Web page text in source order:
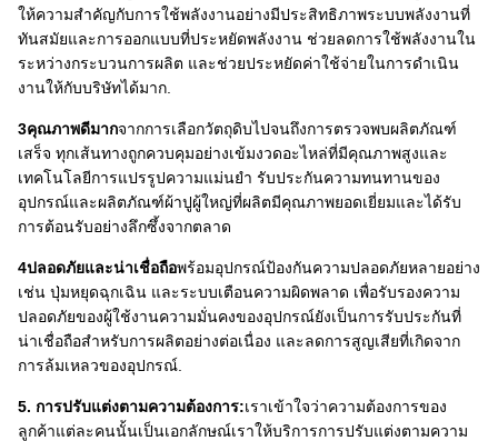
ให้ความสําคัญกับการใช้พลังงานอย่างมีประสิทธิภาพระบบพลังงานที่
ทันสมัยและการออกแบบที่ประหยัดพลังงาน ช่วยลดการใช้พลังงานใน
ระหว่างกระบวนการผลิต และช่วยประหยัดค่าใช้จ่ายในการดําเนิน
งานให้กับบริษัทได้มาก.
3คุณภาพดีมากจากการเลือกวัตถุดิบไปจนถึงการตรวจพบผลิตภัณฑ์
เสร็จ ทุกเส้นทางถูกควบคุมอย่างเข้มงวดอะไหล่ที่มีคุณภาพสูงและ
เทคโนโลยีการแปรรูปความแม่นยํา รับประกันความทนทานของ
อุปกรณ์และผลิตภัณฑ์ผ้าปูผู้ใหญ่ที่ผลิตมีคุณภาพยอดเยี่ยมและได้รับ
การต้อนรับอย่างลึกซึ้งจากตลาด
4ปลอดภัยและน่าเชื่อถือพร้อมอุปกรณ์ป้องกันความปลอดภัยหลายอย่าง
เช่น ปุ่มหยุดฉุกเฉิน และระบบเตือนความผิดพลาด เพื่อรับรองความ
ปลอดภัยของผู้ใช้งานความมั่นคงของอุปกรณ์ยังเป็นการรับประกันที่
น่าเชื่อถือสําหรับการผลิตอย่างต่อเนื่อง และลดการสูญเสียที่เกิดจาก
การล้มเหลวของอุปกรณ์.
5. การปรับแต่งตามความต้องการ:เราเข้าใจว่าความต้องการของ
ลูกค้าแต่ละคนนั้นเป็นเอกลักษณ์เราให้บริการการปรับแต่งตามความ